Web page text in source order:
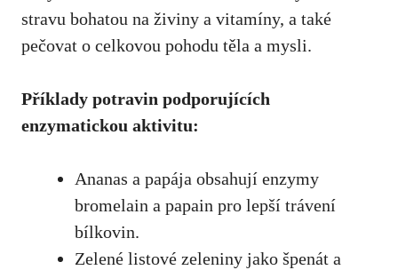
stravu bohatou na živiny a vitamíny, a také
pečovat o celkovou pohodu těla a mysli.
Příklady potravin podporujících
enzymatickou aktivitu:
Ananas a papája obsahují enzymy
bromelain a papain pro lepší trávení
bílkovin.
Zelené listové zeleniny jako špenát a